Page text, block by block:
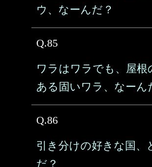
ウ、なーんだ？
Q.85
ワラはワラでも、屋根
ある固いワラ、なーん
Q.86
引き分けの好きな国、
だ？